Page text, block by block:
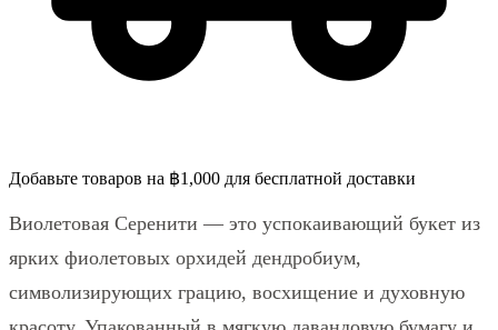
Добавьте товаров на ฿1,000 для бесплатной доставки
Виолетовая Серенити — это успокаивающий букет из
ярких фиолетовых орхидей дендробиум,
символизирующих грацию, восхищение и духовную